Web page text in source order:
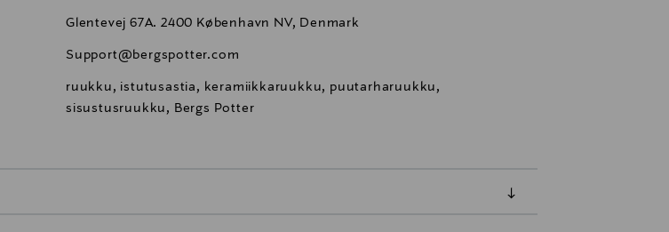
Glentevej 67A. 2400 København NV, Denmark
Support@bergspotter.com
ruukku, istutusastia, keramiikkaruukku, puutarharuukku,
sisustusruukku, Bergs Potter